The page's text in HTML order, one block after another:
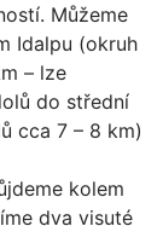
Můžeme
Idalpu (okruh
– lze
do střední
cca 7 – 8 km)
kolem
dva visuté